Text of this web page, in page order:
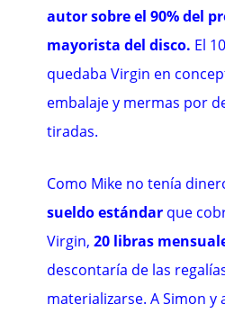
autorsobre el 90% del
mayorista del disco. El
quedaba Virgin en
embalaje y mermas por
tiradas.
Como Mike no tenía
sueldo estándar que
Virgin,20 libras
descontaría de las
materializarse. A Simon y